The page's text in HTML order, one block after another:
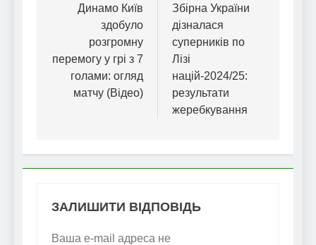
записів
Динамо Київ
здобуло
розгромну
перемогу у грі з 7
голами: огляд
матчу (Відео)
Збірна України
дізналася
суперників по
Лізі
націй-2024/25:
результати
жеребкування
ЗАЛИШИТИ ВІДПОВІДЬ
Ваша e-mail адреса не